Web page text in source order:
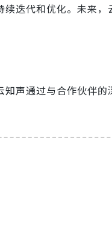
迭代和优化。未来
声通过与合作伙伴